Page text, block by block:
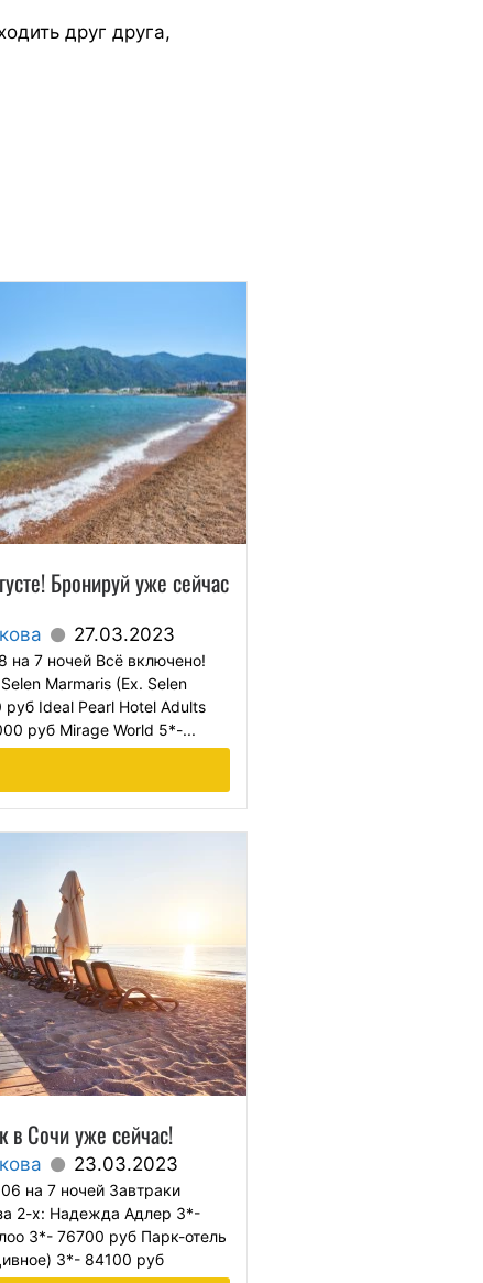
друг друга,
Бронируй уже сейчас
27.03.2023
на 7 ночей Всё включено!
Marmaris (Ex. Selen
Ideal Pearl Hotel Adults
руб Mirage World 5*-...
в Сочи уже сейчас!
23.03.2023
на 7 ночей Завтраки
2-х: Надежда Адлер 3*-
3*- 76700 руб Парк-отель
3*- 84100 руб